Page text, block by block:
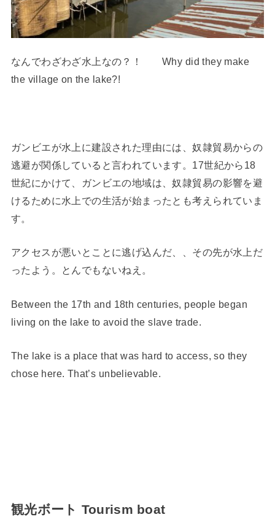
なんでわざわざ水上なの？！ Why did they make
the village on the lake?!
ガンビエが水上に建設された理由には、奴隷貿易からの
逃避が関係していると言われています。17世紀から18
世紀にかけて、ガンビエの地域は、奴隷貿易の影響を避
けるために水上での生活が始まったとも考えられていま
す。
アクセスが悪いとことに逃げ込んだ、、その先が水上だ
ったよう。とんでもないねえ。
Between the 17th and 18th centuries, people began
living on the lake to avoid the slave trade.
The lake is a place that was hard to access, so they
chose here. That’s unbelievable.
観光ボート Tourism boat